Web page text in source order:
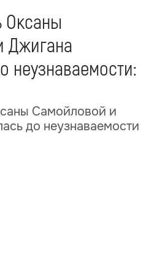
Оксаны
Джигана
неузнаваемости:
Самойловой и
до неузнаваемости